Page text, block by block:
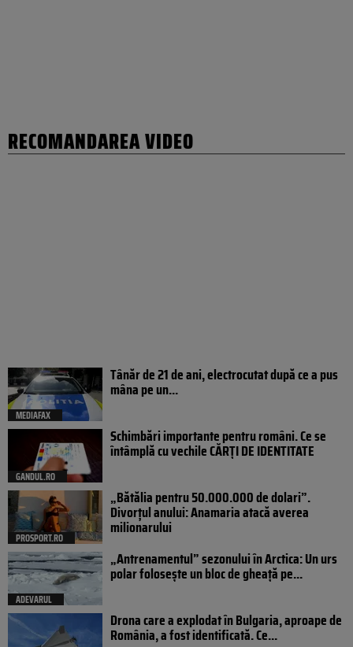
RECOMANDAREA VIDEO
MEDIAFAX
Tânăr de 21 de ani, electrocutat după ce a pus
mâna pe un...
GANDUL.RO
Schimbări importante pentru români. Ce se
întâmplă cu vechile CĂRȚI DE IDENTITATE
PROSPORT.RO
„Bătălia pentru 50.000.000 de dolari”.
Divorțul anului: Anamaria atacă averea
milionarului
ADEVARUL
„Antrenamentul” sezonului în Arctica: Un urs
polar folosește un bloc de gheață pe...
Drona care a explodat în Bulgaria, aproape de
România, a fost identificată. Ce...